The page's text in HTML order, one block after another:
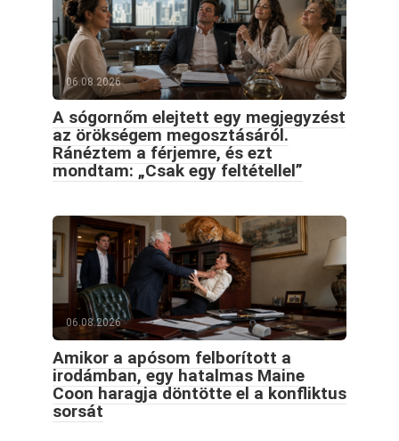
06.08.2026
A sógornőm elejtett egy megjegyzést
az örökségem megosztásáról.
Ránéztem a férjemre, és ezt
mondtam: „Csak egy feltétellel”
06.08.2026
Amikor a apósom felborított a
irodámban, egy hatalmas Maine
Coon haragja döntötte el a konfliktus
sorsát